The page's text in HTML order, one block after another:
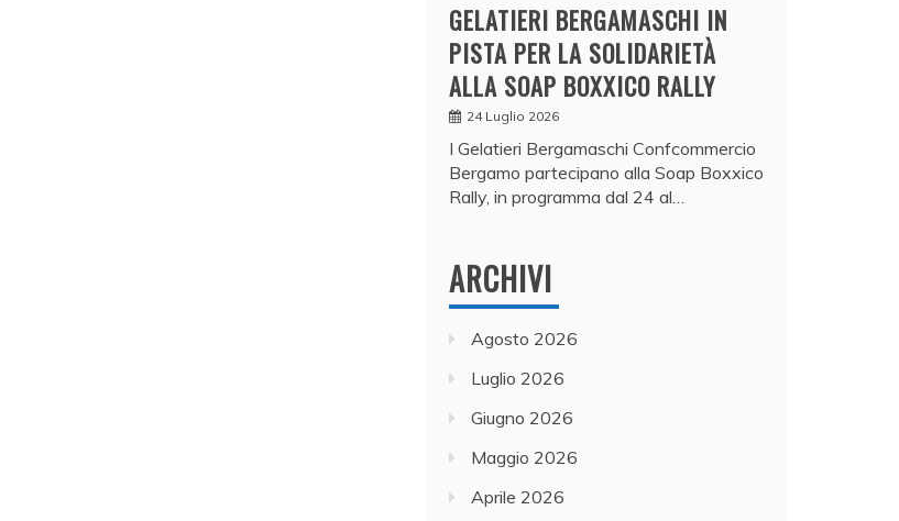
GELATIERI BERGAMASCHI IN
PISTA PER LA SOLIDARIETÀ
ALLA SOAP BOXXICO RALLY
24 Luglio 2026
I Gelatieri Bergamaschi Confcommercio
Bergamo partecipano alla Soap Boxxico
Rally, in programma dal 24 al…
ARCHIVI
Agosto 2026
Luglio 2026
Giugno 2026
Maggio 2026
Aprile 2026